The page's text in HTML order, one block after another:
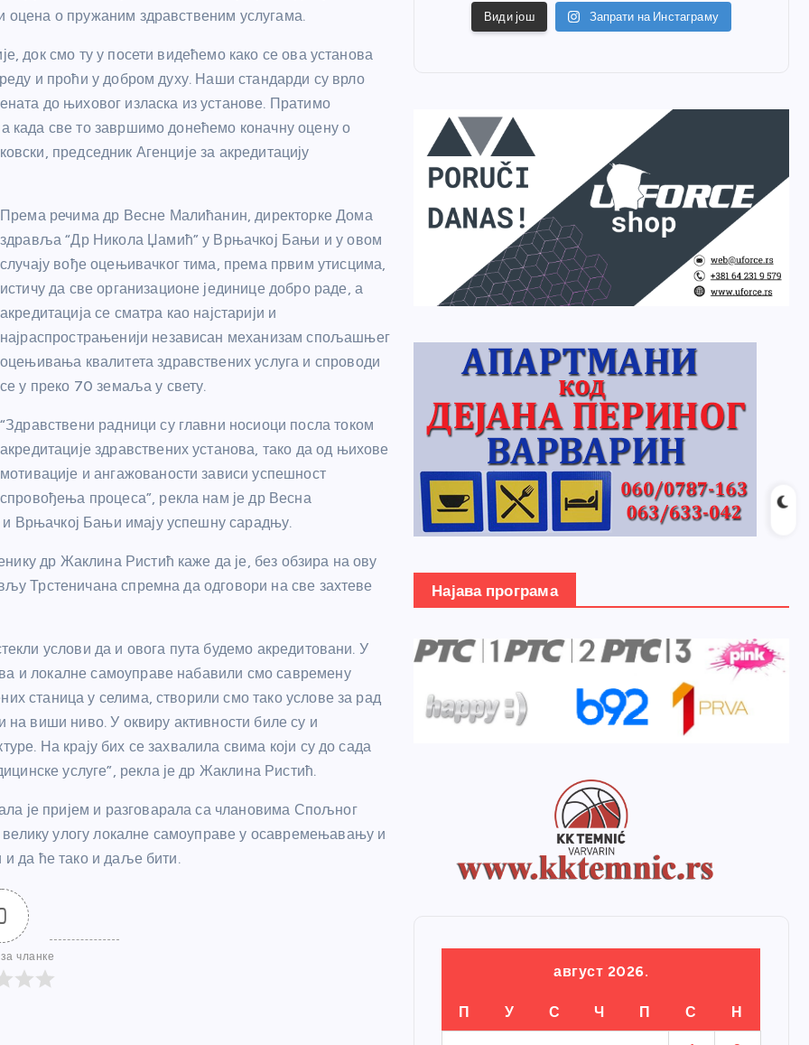
оцена о пружаним здравственим услугама.
док смо ту у посети видећемо како се ова установа
и проћи у добром духу. Наши стандарди су врло
до њиховог изласка из установе. Пратимо
када све то завршимо донећемо коначну оцену о
председник Агенције за акредитацију
Према речима др Весне Малићанин, директорке Дома
здравља “Др Никола Џамић” у Врњачкој Бањи и у овом
случају вође оцењивачког тима, према првим утисцима,
истичу да све организационе јединице добро раде, а
акредитација се сматра као најстарији и
најраспрострањенији независан механизам спољашњег
оцењивања квалитета здравствених услуга и спроводи
се у преко 70 земаља у свету.
“Здравствени радници су главни носиоци посла током
акредитације здравствених установа, тако да од њихове
мотивације и ангажованости зависи успешност
спровођења процеса”, рекла нам је др Весна
Врњачкој Бањи имају успешну сарадњу.
др Жаклина Ристић каже да је, без обзира на ову
Трстеничана спремна да одговори на све захтеве
услови да и овога пута будемо акредитовани. У
и локалне самоуправе набавили смо савремену
станица у селима, створили смо тако услове за рад
на виши ниво. У оквиру активности биле су и
На крају бих се захвалила свима који су до сада
услуге”, рекла је др Жаклина Ристић.
је пријем и разговарала са члановима Спољног
улогу локалне самоуправе у осавремењавању и
и да ће тако и даље бити.
чланке
Види још Запрати на Инстаграму
Најава програма
август 2026.
П У С Ч П С Н